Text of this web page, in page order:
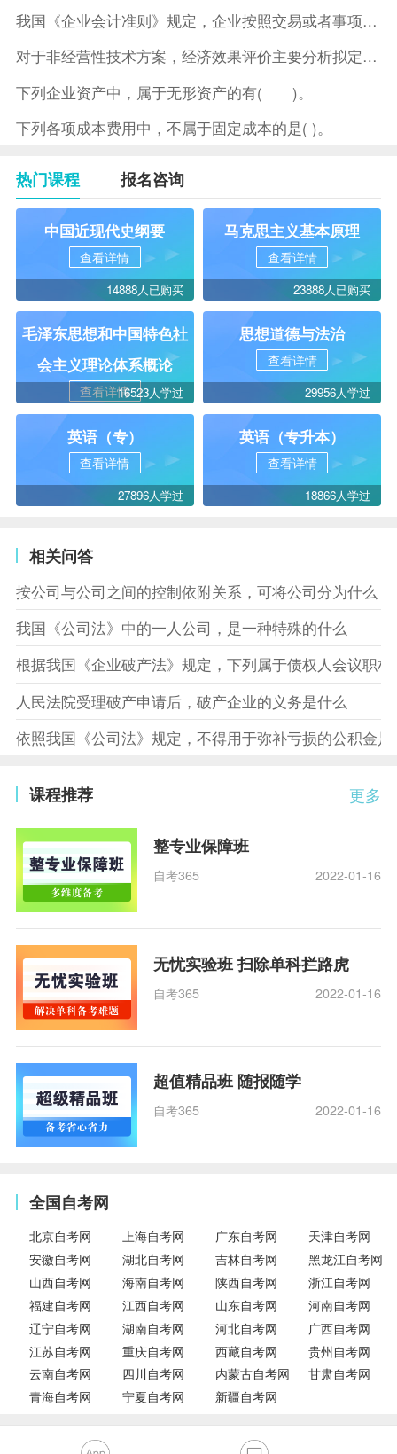
我国《企业会计准则》规定，企业按照交易或者事项的经济特征确定
对于非经营性技术方案，经济效果评价主要分析拟定方案的( )。
下列企业资产中，属于无形资产的有( )。
下列各项成本费用中，不属于固定成本的是( )。
热门课程 报名咨询
中国近现代史纲要
查看详情
14888人已购买
马克思主义基本原理
查看详情
23888人已购买
毛泽东思想和中国特色社
会主义理论体系概论
查看详情16523人学过
思想道德与法治
查看详情
29956人学过
英语（专）
查看详情
27896人学过
英语（专升本）
查看详情
18866人学过
相关问答
按公司与公司之间的控制依附关系，可将公司分为什么
我国《公司法》中的一人公司，是一种特殊的什么
根据我国《企业破产法》规定，下列属于债权人会议职
人民法院受理破产申请后，破产企业的义务是什么
依照我国《公司法》规定，不得用于弥补亏损的公积金是
更多
课程推荐
整专业保障班
自考365 2022-01-16
无忧实验班 扫除单科拦路虎
自考365 2022-01-16
超值精品班 随报随学
自考365 2022-01-16
全国自考网
北京自考网 上海自考网 广东自考网
天津自考网
安徽自考网
湖北自考网 吉林自考网
黑龙江自考网
山西自考网
海南自考网 陕西自考网
浙江自考网
福建自考网
江西自考网 山东自考网
河南自考网
辽宁自考网
湖南自考网 河北自考网
广西自考网
江苏自考网
重庆自考网 西藏自考网
贵州自考网
云南自考网
四川自考网 内蒙古自考网
甘肃自考网
青海自考网
宁夏自考网 新疆自考网